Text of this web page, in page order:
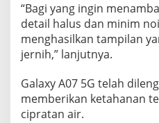
“Bagi yang ingin
detail halus dan minim
menghasilkan tampilan
jernih,” lanjutnya.
Galaxy A07 5G telah
memberikan ketahanan
cipratan air.